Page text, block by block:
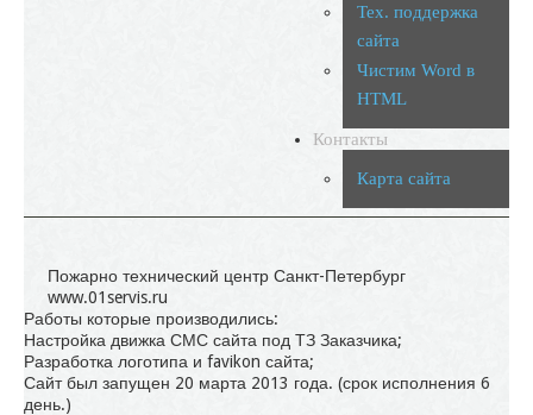
Тех. поддержка
сайта
Чистим Word в
HTML
Контакты
Карта сайта
Пожарно технический центр Санкт-Петербург
www.01servis.ru
Работы которые производились:
Настройка движка СМС сайта под ТЗ Заказчика;
Разработка логотипа и favikon сайта;
Сайт был запущен 20 марта 2013 года. (срок исполнения 6
день.)